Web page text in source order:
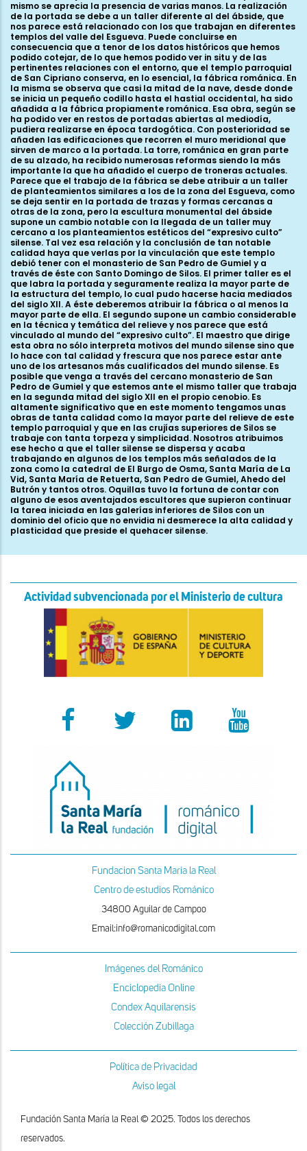
Actividad subvencionada por el Ministerio de cultura
Fundacion Santa Maria la Real
Centro de estudios Románico
34800 Aguilar de Campoo
Email:info@romanicodigital.com
Imágenes del Románico
Enciclopedia Online
Condex Aquilarensis
Colección Zubillaga
Política de Privacidad
Aviso legal
Fundación Santa María la Real © 2025. Todos los derechos
reservados.